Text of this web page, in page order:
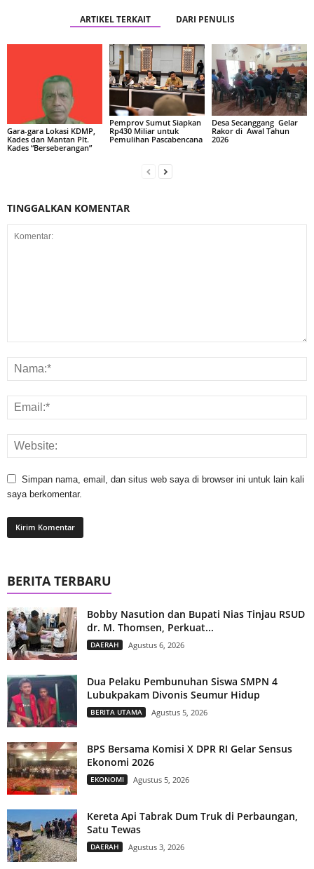
ARTIKEL TERKAIT DARI PENULIS
Gara-gara Lokasi KDMP,
Kades dan Mantan Plt.
Kades “Berseberangan”
Pemprov Sumut Siapkan
Rp430 Miliar untuk
Pemulihan Pascabencana
Desa Secanggang Gelar
Rakor di Awal Tahun
2026
TINGGALKAN KOMENTAR
Simpan nama, email, dan situs web saya di browser ini untuk lain kali
saya berkomentar.
BERITA TERBARU
Bobby Nasution dan Bupati Nias Tinjau RSUD
dr. M. Thomsen, Perkuat...
DAERAH Agustus 6, 2026
Dua Pelaku Pembunuhan Siswa SMPN 4
Lubukpakam Divonis Seumur Hidup
BERITA UTAMA Agustus 5, 2026
BPS Bersama Komisi X DPR RI Gelar Sensus
Ekonomi 2026
EKONOMI Agustus 5, 2026
Kereta Api Tabrak Dum Truk di Perbaungan,
Satu Tewas
DAERAH Agustus 3, 2026